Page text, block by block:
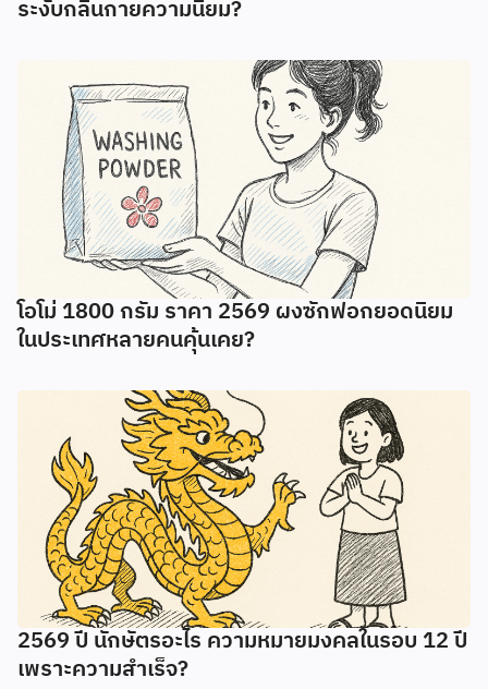
ระงับกลิ่นกายความนิยม?
โอโม่ 1800 กรัม ราคา 2569 ผงซักฟอกยอดนิยม
ในประเทศหลายคนคุ้นเคย?
2569 ปี นักษัตรอะไร ความหมายมงคลในรอบ 12 ปี
เพราะความสำเร็จ?